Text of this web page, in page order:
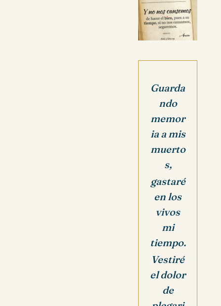
Guarda
ndo
memor
ia a mis
muerto
s,
gastaré
en los
vivos
mi
tiempo.
Vestiré
el dolor
de